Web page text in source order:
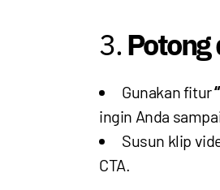
3.Potong
Gunakan fitur
ingin Anda
Susun klip
CTA.